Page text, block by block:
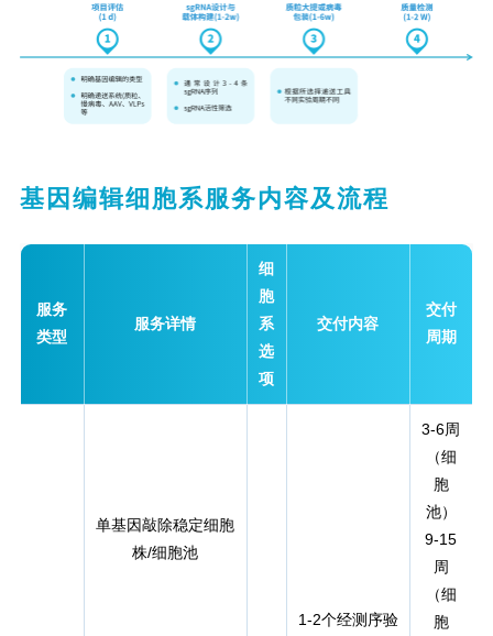
基因编辑细胞系服务内容及流程
服务
类型
服务详情
细
胞
系
选
项
交付内容
交付
周期
单基因敲除稳定细胞
株/细胞池
1-2个经测序验
3-6周
（细
胞
池）
9-15
周
（细
胞